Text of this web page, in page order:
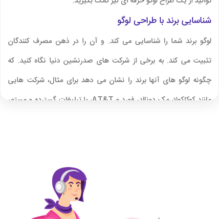
شناسایی برند با طراحی لوگو
لوگو برند شما را شناسایی می کند. و آن را در ذهن مصرف کنندگان
تثبیت می کند. به برخی از شرکت‌ های صدرنشین دنیا نگاه کنید. که
چگونه لوگو های آنها برند را نشان می دهد برای مثال، شرکت هایی
مانند کوکاکولا، مک دونالد، فورد و AT&T، با تبلیغات گسترده و مستمر
بازاریابی خود را در طراحی لوگو خود بگنجانید. تا مصرف کنندگان یاد